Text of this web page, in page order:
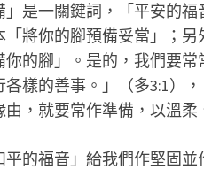
」是一關鍵詞，「平安的
「將你的腳預備妥當」；
你的腳」。是的，我們要
各樣的善事。」（多3:1）
由，就要常作準備，以溫柔
平的福音」給我們作堅固並